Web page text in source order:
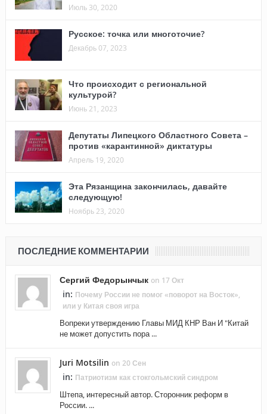
Июль 30, 2020
Русское: точка или многоточие?
Декабрь 07, 2023
Что происходит с региональной
культурой?
Июнь 21, 2023
Депутаты Липецкого Областного Совета –
против «карантинной» диктатуры
Апрель 19, 2020
Эта Рязанщина закончилась, давайте
следующую!
Ноябрь 23, 2020
ПОСЛЕДНИЕ КОММЕНТАРИИ
Сергий Федорынчык on 17 Окт
in: Почему России не помог «поворот на Восток»,
или у Китая своя игра
Вопреки утверждению Главы МИД КНР Ван И "Китай
не может допустить пора ...
Juri Motsilin on 20 Сен
in: Патриотизм как стокгольмский синдром
Штепа, интересный автор. Сторонник реформ в
России. ...